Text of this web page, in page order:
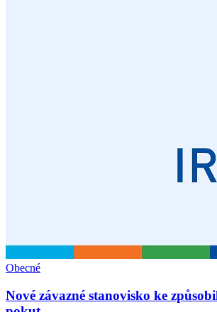
Obecné
Nové závazné stanovisko ke